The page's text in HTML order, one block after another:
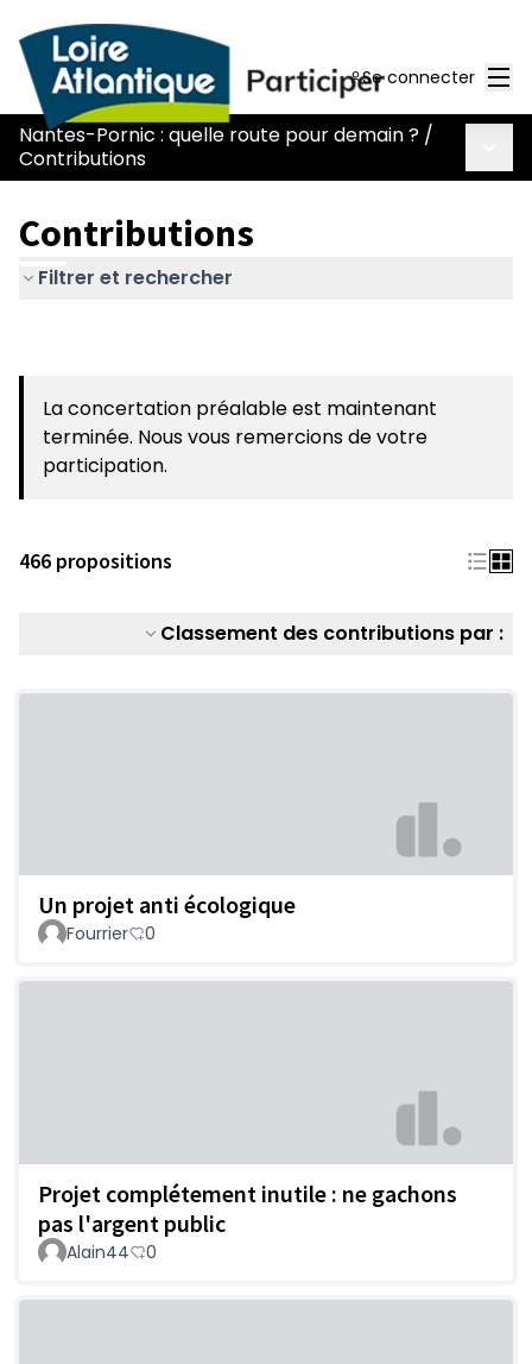
Se connecter
Nantes-Pornic : quelle route pour demain ? /
Contributions
Contributions
Filtrer et rechercher
La concertation préalable est maintenant
terminée. Nous vous remercions de votre
participation.
466 propositions
Classement des contributions par :
Un projet anti écologique
Fourrier 0
Projet complétement inutile : ne gachons
pas l'argent public
Alain44 0